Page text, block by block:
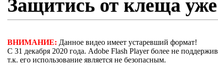
Защитись от клеща
ВНИМАНИЕ: Данное видео имеет устаревший формат!
С 31 декабря 2020 года. Adobe Flash Player более не
т.к. его использование является не безопасным.